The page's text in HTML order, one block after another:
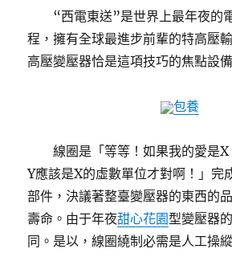
“西電東送”是世界上最年夜的
程，擁有全球最進步前輩的特高壓
高壓變壓器恰是這項技巧的焦點設
包養
線圈是「等等！如果我的愛是
Y應該是X的虛數單位才對啊！」完
部件，決議著整臺變壓器的東西的
壽命。由于年夜甜心花園型變壓器
同。是以，線圈繞制必需是人工操縱